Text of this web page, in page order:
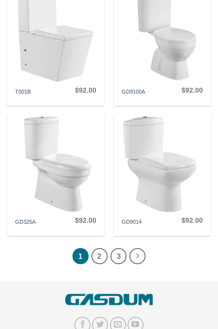
T001B $92.00 GD9100A $92.00
GD325A $92.00 GD9014 $92.00
1 2 3